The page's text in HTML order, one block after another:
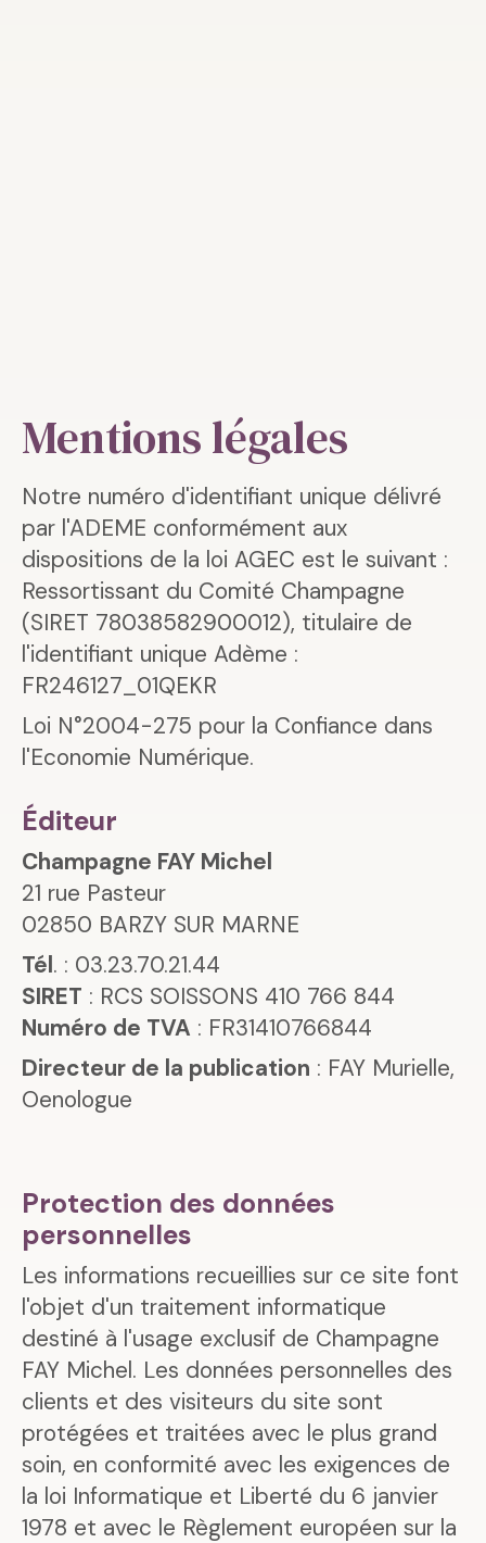
Mentions légales
Notre numéro d'identifiant unique délivré
par l'ADEME conformément aux
dispositions de la loi AGEC est le suivant :
Ressortissant du Comité Champagne
(SIRET 78038582900012), titulaire de
l'identifiant unique Adème :
FR246127_01QEKR
Loi N°2004-275 pour la Confiance dans
l'Economie Numérique.
Éditeur
Champagne FAY Michel
21 rue Pasteur
02850 BARZY SUR MARNE
Tél. : 03.23.70.21.44
SIRET : RCS SOISSONS 410 766 844
Numéro de TVA : FR31410766844
Directeur de la publication : FAY Murielle,
Oenologue
Protection des données
personnelles
Les informations recueillies sur ce site font
l'objet d'un traitement informatique
destiné à l'usage exclusif de Champagne
FAY Michel. Les données personnelles des
clients et des visiteurs du site sont
protégées et traitées avec le plus grand
soin, en conformité avec les exigences de
la loi Informatique et Liberté du 6 janvier
1978 et avec le Règlement européen sur la